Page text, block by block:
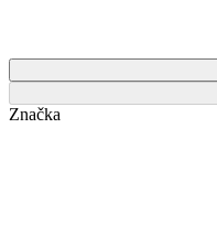
Značka